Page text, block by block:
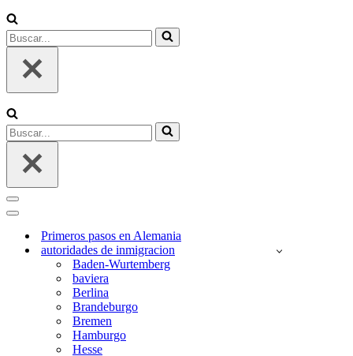
Buscar...
Buscar...
Menú
de
Menú
navegaciónPrimeros pasos en Alemania
autoridades de inmigracion
Baden-Wurtemberg
baviera
Berlina
Brandeburgo
Bremen
Hamburgo
Hesse